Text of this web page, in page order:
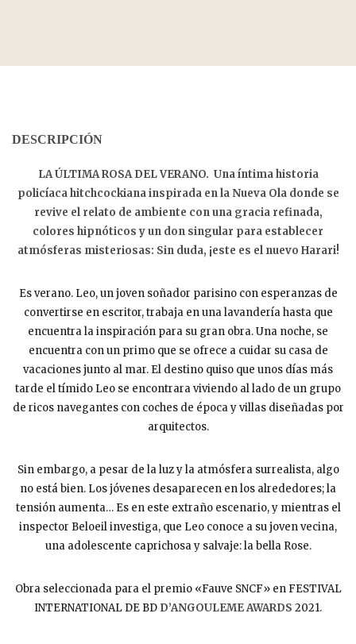
DESCRIPCIÓN
LA ÚLTIMA ROSA DEL VERANO. Una íntima historia
policíaca hitchcockiana inspirada en la Nueva Ola donde se
revive el relato de ambiente con una gracia refinada,
colores hipnóticos y un don singular para establecer
atmósferas misteriosas: Sin duda, ¡este es el nuevo Harari!
Es verano. Leo, un joven soñador parisino con esperanzas de
convertirse en escritor, trabaja en una lavandería hasta que
encuentra la inspiración para su gran obra. Una noche, se
encuentra con un primo que se ofrece a cuidar su casa de
vacaciones junto al mar. El destino quiso que unos días más
tarde el tímido Leo se encontrara viviendo al lado de un grupo
de ricos navegantes con coches de época y villas diseñadas por
arquitectos.
Sin embargo, a pesar de la luz y la atmósfera surrealista, algo
no está bien. Los jóvenes desaparecen en los alrededores; la
tensión aumenta… Es en este extraño escenario, y mientras el
inspector Beloeil investiga, que Leo conoce a su joven vecina,
una adolescente caprichosa y salvaje: la bella Rose.
Obra seleccionada para el premio «Fauve SNCF» en FESTIVAL
INTERNATIONAL DE BD D’ANGOULEME AWARDS 2021.